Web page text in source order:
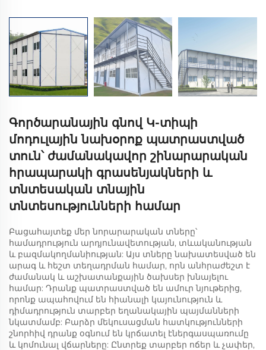
Գործարանային գնով Կ-տիպի
մոդուլային նախօրոք պատրաստված
տուն՝ ժամանակավոր շինարարական
հրապարակի գրասենյակների և
տնտեսական տնային
տնտեսությունների համար
Բացահայտեք մեր նորարարական տները՝
համադրություն արդյունավետության, տևականության
և բազմակողմանիության: Այս տները նախատեսված են
արագ և հեշտ տեղադրման համար, որն անհրաժեշտ է
ժամանակ և աշխատանքային ծախսեր խնայելու
համար: Դրանք պատրաստված են ամուր նյութերից,
որոնք ապահովում են հիանալի կայունություն և
դիմադրություն տարբեր եղանակային պայմանների
նկատմամբ: Բարձր մեկուսացման հատկությունների
շնորհիվ դրանք օգնում են կրճատել էներգասպառումը
և կոմունալ վճարները: Ընտրեք տարբեր ոճեր և չափեր,